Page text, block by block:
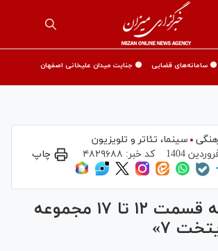
🟡 سامانه‌های قضایی 🟡 جنایت میدان علیخانی اصفهان
سینما،‌ تئاتر و تلویزیون
کد خبر: ۴۸۲۹۶۸۸ چاپ
پخش خلاصه قسمت ۱۲ تا ۱۷ مجموعه
۷»